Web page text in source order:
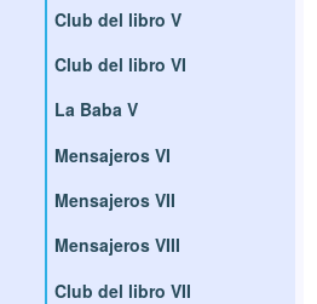
Club del libro V
Club del libro VI
La Baba V
Mensajeros VI
Mensajeros VII
Mensajeros VIII
Club del libro VII